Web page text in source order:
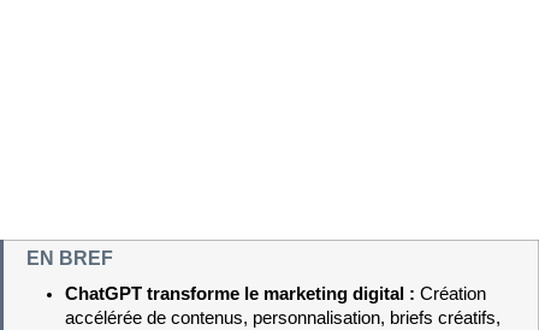
EN BREF
ChatGPT transforme le marketing digital : Création
accélérée de contenus, personnalisation, briefs créatifs,